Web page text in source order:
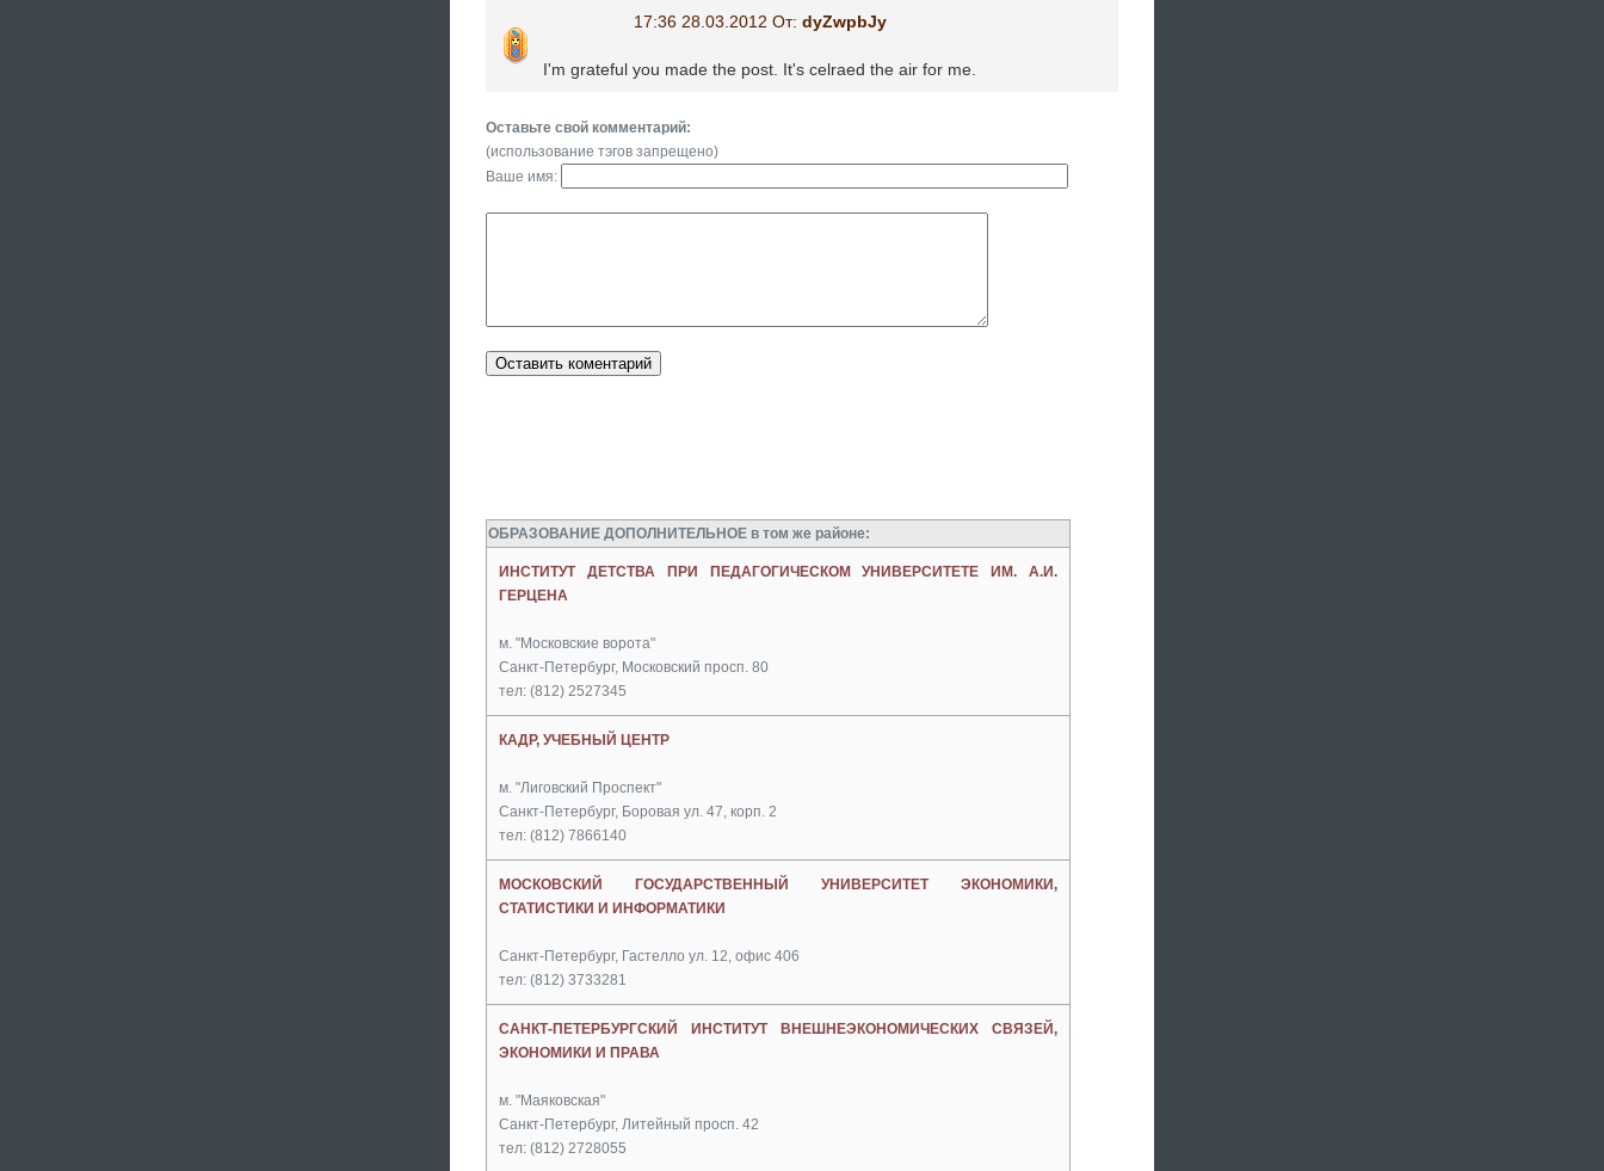
17:36 28.03.2012 От: dyZwpbJy
I'm grateful you made the post. It's celraed the air for me.
Оставьте свой комментарий:
(использование тэгов запрещено)
Ваше имя:
ОБРАЗОВАНИЕ ДОПОЛНИТЕЛЬНОЕ в том же районе:
ИНСТИТУТ ДЕТСТВА ПРИ ПЕДАГОГИЧЕСКОМ УНИВЕРСИТЕТЕ ИМ. А.И.
ГЕРЦЕНА
м. "Московские ворота"
Санкт-Петербург, Московский просп. 80
тел: (812) 2527345
КАДР, УЧЕБНЫЙ ЦЕНТР
м. "Лиговский Проспект"
Санкт-Петербург, Боровая ул. 47, корп. 2
тел: (812) 7866140
МОСКОВСКИЙ ГОСУДАРСТВЕННЫЙ УНИВЕРСИТЕТ ЭКОНОМИКИ,
СТАТИСТИКИ И ИНФОРМАТИКИ
Санкт-Петербург, Гастелло ул. 12, офис 406
тел: (812) 3733281
САНКТ-ПЕТЕРБУРГСКИЙ ИНСТИТУТ ВНЕШНЕЭКОНОМИЧЕСКИХ СВЯЗЕЙ,
ЭКОНОМИКИ И ПРАВА
м. "Маяковская"
Санкт-Петербург, Литейный просп. 42
тел: (812) 2728055